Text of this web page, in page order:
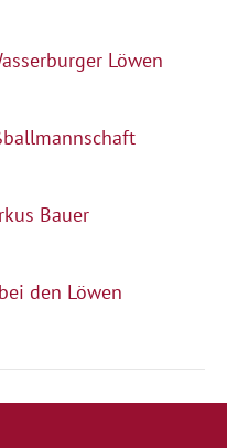
Löwen
Bauer
den Löwen